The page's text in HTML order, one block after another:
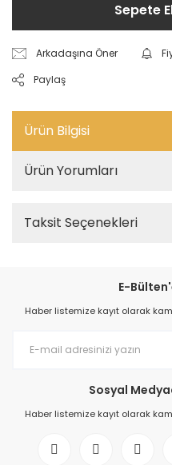
Sepete
Arkadaşına Öner
Paylaş
Ürün Bilgisi
Ürün Yorumları
Taksit Seçenekleri
E-
Haber listemize kayıt olarak
Sosyal
Haber listemize kayıt olarak